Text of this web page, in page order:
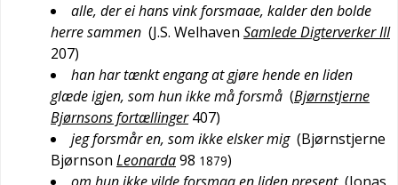
alle, der ei hans vink forsmaae, kalder den bolde
herre sammen (J.S. Welhaven Samlede Digterverker III
207)
han har tænkt engang at gjøre hende en liden
glæde igjen, som hun ikke må forsmå (Bjørnstjerne
Bjørnsons fortællinger 407)
jeg forsmår en, som ikke elsker mig (Bjørnstjerne
Bjørnson Leonarda98 1879)